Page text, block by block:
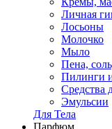
Личная
Лосьоны
Молочко
Мыло
Пена,
Пилинги
Средства
Эмульсии
Для Тела
Парфюм